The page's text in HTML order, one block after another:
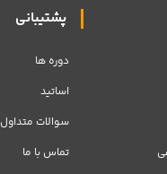
پشتیبانی
دوره ها
اساتید
سوالات متداول
تماس با ما